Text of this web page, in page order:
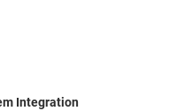
Integration